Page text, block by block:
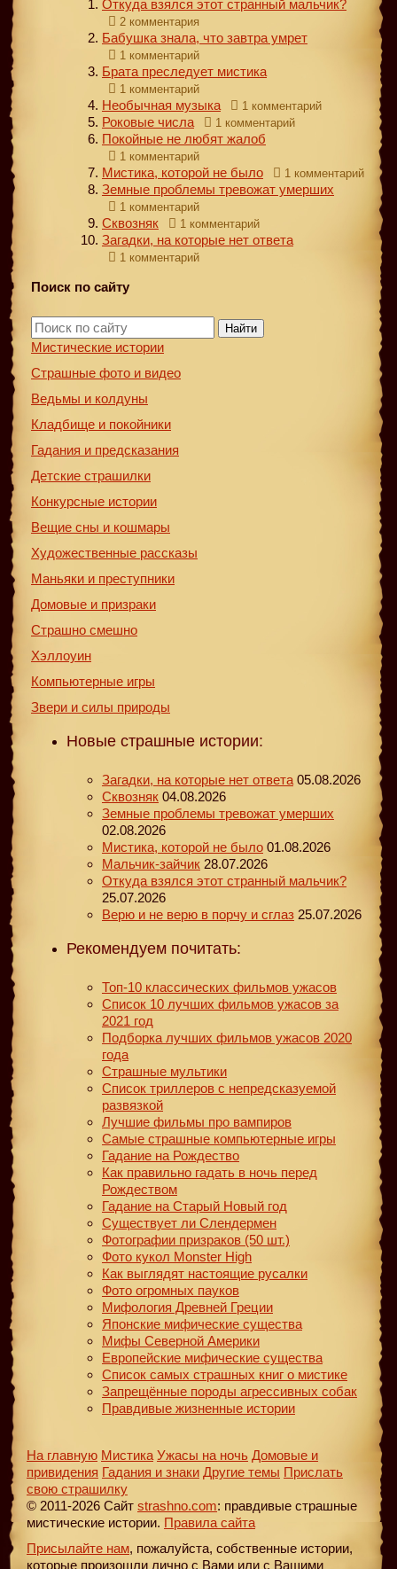
Откуда взялся этот странный мальчик?
2 комментария
Бабушка знала, что завтра умрет
1 комментарий
Брата преследует мистика
1 комментарий
Необычная музыка 1 комментарий
Роковые числа 1 комментарий
Покойные не любят жалоб
1 комментарий
Мистика, которой не было 1 комментарий
Земные проблемы тревожат умерших
1 комментарий
Сквозняк 1 комментарий
Загадки, на которые нет ответа
1 комментарий
Поиск по сайту
Найти
Мистические истории
Страшные фото и видео
Ведьмы и колдуны
Кладбище и покойники
Гадания и предсказания
Детские страшилки
Конкурсные истории
Вещие сны и кошмары
Художественные рассказы
Маньяки и преступники
Домовые и призраки
Страшно смешно
Хэллоуин
Компьютерные игры
Звери и силы природы
Новые страшные истории:
Загадки, на которые нет ответа 05.08.2026
Сквозняк 04.08.2026
Земные проблемы тревожат умерших
02.08.2026
Мистика, которой не было 01.08.2026
Мальчик-зайчик 28.07.2026
Откуда взялся этот странный мальчик?
25.07.2026
Верю и не верю в порчу и сглаз 25.07.2026
Рекомендуем почитать:
Топ-10 классических фильмов ужасов
Список 10 лучших фильмов ужасов за
2021 год
Подборка лучших фильмов ужасов 2020
года
Страшные мультики
Список триллеров с непредсказуемой
развязкой
Лучшие фильмы про вампиров
Самые страшные компьютерные игры
Гадание на Рождество
Как правильно гадать в ночь перед
Рождеством
Гадание на Старый Новый год
Существует ли Слендермен
Фотографии призраков (50 шт.)
Фото кукол Monster High
Как выглядят настоящие русалки
Фото огромных пауков
Мифология Древней Греции
Японские мифические существа
Мифы Северной Америки
Европейские мифические существа
Список самых страшных книг о мистике
Запрещённые породы агрессивных собак
Правдивые жизненные истории
На главную Мистика Ужасы на ночь Домовые и
привидения Гадания и знаки Другие темы Прислать
свою страшилку
© 2011-2026 Сайт strashno.com: правдивые страшные
мистические истории. Правила сайта
Присылайте нам, пожалуйста, собственные истории,
которые произошли лично с Вами или с Вашими